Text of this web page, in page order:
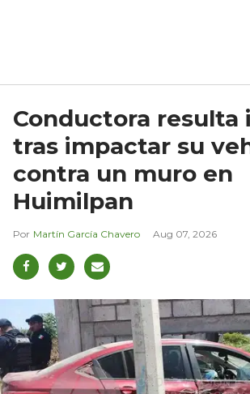
Conductora resulta
tras impactar su
contra un muro en
Huimilpan
Martín García Chavero Aug 07, 2026